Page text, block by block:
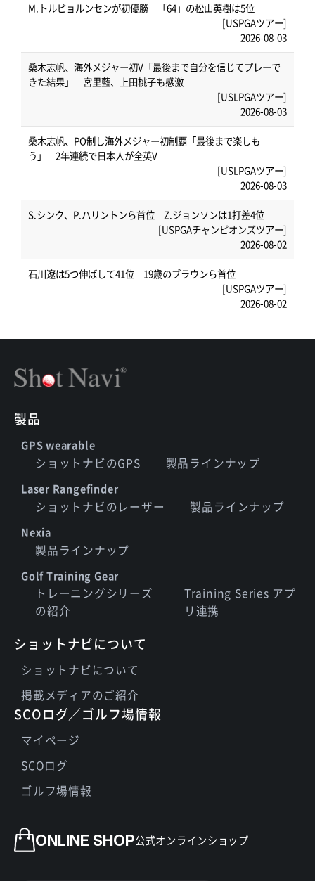
M.トルビョルンセンが初優勝 「64」の松山英樹は5位
[USPGAツアー]
2026-08-03
桑木志帆、海外メジャー初V「最後まで自分を信じてプレーで
きた結果」 宮里藍、上田桃子も感激
[USLPGAツアー]
2026-08-03
桑木志帆、PO制し海外メジャー初制覇「最後まで楽しも
う」 2年連続で日本人が全英V
[USLPGAツアー]
2026-08-03
S.シンク、P.ハリントンら首位 Z.ジョンソンは1打差4位
[USPGAチャンピオンズツアー]
2026-08-02
石川遼は5つ伸ばして41位 19歳のブラウンら首位
[USPGAツアー]
2026-08-02
ONLINE SHOP公式オンラインショップ
製品
GPS wearable
ショットナビのGPS 製品ラインナップ
Laser Rangefinder
ショットナビのレーザー 製品ラインナップ
Nexia
製品ラインナップ
Golf Training Gear
トレーニングシリーズ
の紹介
Training Series アプ
リ連携
ショットナビについて
ショットナビについて
掲載メディアのご紹介
SCOログ／ゴルフ場情報
マイページ
SCOログ
ゴルフ場情報